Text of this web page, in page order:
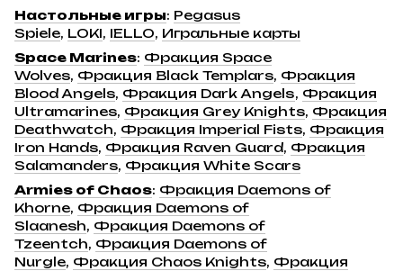
Настольные игры: Pegasus
Spiele, LOKI, IELLO, Игральные карты
Space Marines: Фракция Space
Wolves, Фракция Black Templars, Фракция
Blood Angels, Фракция Dark Angels, Фракция
Ultramarines, Фракция Grey Knights, Фракция
Deathwatch, Фракция Imperial Fists, Фракция
Iron Hands, Фракция Raven Guard, Фракция
Salamanders, Фракция White Scars
Armies of Chaos: Фракция Daemons of
Khorne, Фракция Daemons of
Slaanesh, Фракция Daemons of
Tzeentch, Фракция Daemons of
Nurgle, Фракция Chaos Knights, Фракция